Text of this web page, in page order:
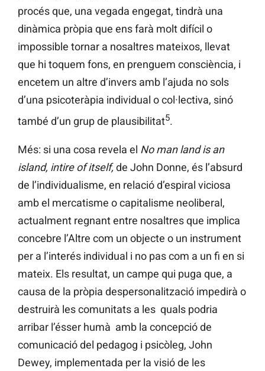
procés que, una vegada engegat, tindrà una
dinàmica pròpia que ens farà molt difícil o
impossible tornar a nosaltres mateixos, llevat
que hi toquem fons, en prenguem consciència, i
encetem un altre d’invers amb l’ajuda no sols
d’una psicoteràpia individual o col·lectiva, sinó
també d’un grup de plausibilitat5.
Més: si una cosa revela el No man land is an
island, intire of itself,de John Donne, és l’absurd
de l’individualisme, en relació d’espiral viciosa
amb el mercatisme o capitalisme neoliberal,
actualment regnant entre nosaltres que implica
concebre l’Altre com un objecte o un instrument
per a l’interés individual i no pas com a un fi en si
mateix. Els resultat, un campe qui puga que, a
causa de la pròpia despersonalització impedirà o
destruirà les comunitats a les quals podria
arribar l’ésser humà amb la concepció de
comunicació del pedagog i psicòleg, John
Dewey, implementada per la visió de les